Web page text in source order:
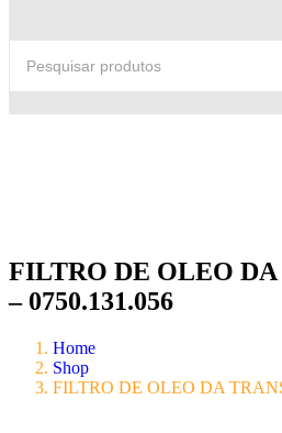
FILTRO DE OLEO
– 0750.131.056
Home
Shop
FILTRO DE OLEO DA